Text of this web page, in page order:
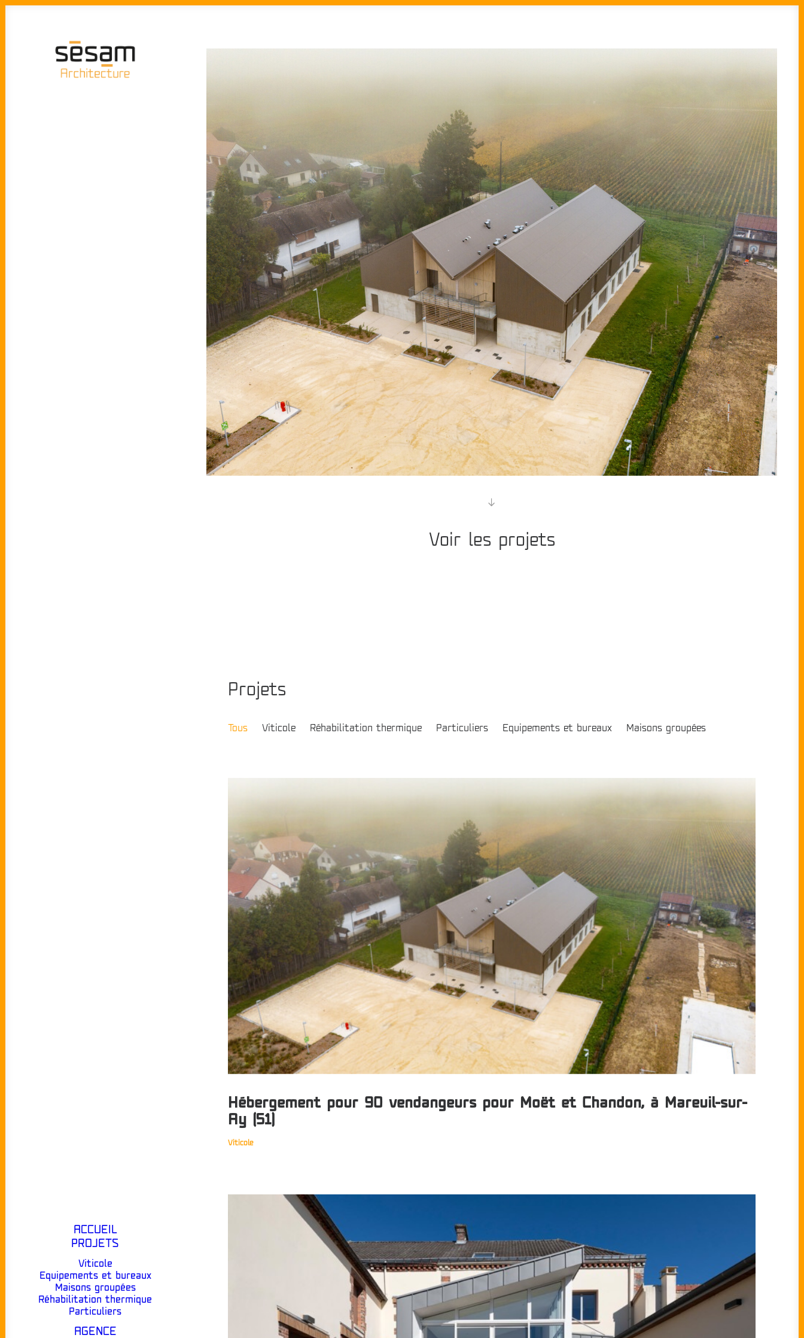
ACCUEIL
PROJETS
Viticole
Equipements et bureaux
Maisons groupées
Réhabilitation thermique
Particuliers
AGENCE
Voir les projets
Projets
Tous Viticole Réhabilitation thermique Particuliers Equipements et bureaux Maisons groupées
Hébergement pour 90 vendangeurs pour Moët et Chandon, à Mareuil-sur-
Ay (51)
Viticole